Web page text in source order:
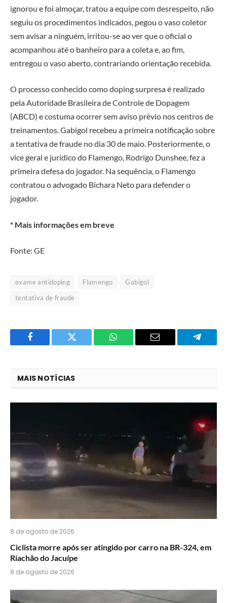
ignorou e foi almoçar, tratou a equipe com desrespeito, não
seguiu os procedimentos indicados, pegou o vaso coletor
sem avisar a ninguém, irritou-se ao ver que o oficial o
acompanhou até o banheiro para a coleta e, ao fim,
entregou o vaso aberto, contrariando orientação recebida.
O processo conhecido como doping surpresa é realizado
pela Autoridade Brasileira de Controle de Dopagem
(ABCD) e costuma ocorrer sem aviso prévio nos centros de
treinamentos. Gabigol recebeu a primeira notificação sobre
a tentativa de fraude no dia 30 de maio. Posteriormente, o
vice geral e jurídico do Flamengo, Rodrigo Dunshee, fez a
primeira defesa do jogador. Na sequência, o Flamengo
contratou o advogado Bichara Neto para defender o
jogador.
* Mais informações em breve
Fonte: GE
exame antidoping Flamengo
Gabigol
tentativa de fraude
Facebook Twitter
O
E-
MAIS NOTÍCIAS
8 de agosto de 2026
Ciclista morre após ser atingido por carro na BR-324, em
Riachão do Jacuípe
8 de agosto de 2026